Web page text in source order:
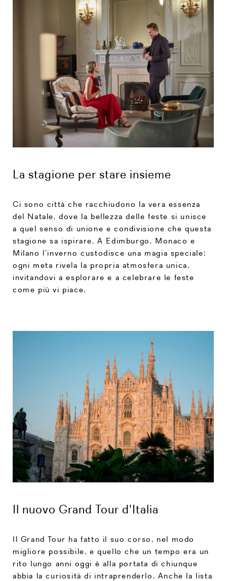
La stagione per stare insieme
Ci sono città che racchiudono la vera essenza
del Natale, dove la bellezza delle feste si unisce
a quel senso di unione e condivisione che questa
stagione sa ispirare. A Edimburgo, Monaco e
Milano l’inverno custodisce una magia speciale:
ogni meta rivela la propria atmosfera unica,
invitandovi a esplorare e a celebrare le feste
come più vi piace.
Il nuovo Grand Tour d'Italia
Il Grand Tour ha fatto il suo corso, nel modo
migliore possibile, e quello che un tempo era un
rito lungo anni oggi è alla portata di chiunque
abbia la curiosità di intraprenderlo. Anche la lista